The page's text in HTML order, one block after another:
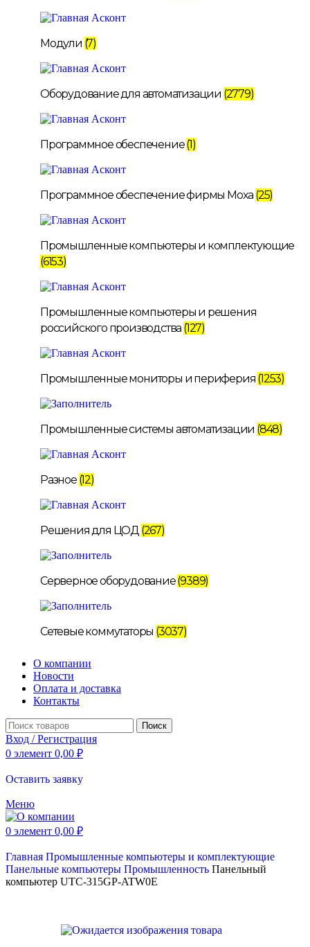
Модули (7)
Оборудование для автоматизации (2779)
Программное обеспечение(1)
Программное обеспечение фирмы Moxa (25)
Промышленные компьютеры и комплектующие
(6153)
Промышленные компьютеры и решения
российского производства (127)
Промышленные мониторы и периферия (1253)
Промышленные системы автоматизации (848)
Разное (12)
Решения для ЦОД (267)
Серверное оборудование(9389)
Сетевые коммутаторы (3037)
О компании
Новости
Оплата и доставка
Контакты
Поиск
Вход / Регистрация
0 элемент 0,00 ₽
Оставить заявку
Меню
0 элемент 0,00 ₽
Главная Промышленные компьютеры и комплектующие
Панельные компьютеры Промышленность Панельный
компьютер UTC-315GP-ATW0E